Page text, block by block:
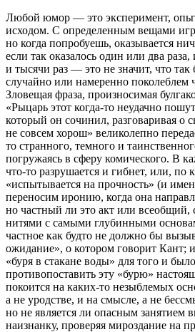
Любой юмор — это эксперимент,
исходом. С определенным вещами
но когда попробуешь, оказывается
если так оказалось один или два
и тысячи раз — это не значит, что
случайно или намеренно поколеблем
Зловещая фраза, произносимая
«Рыцарь этот когда-то неудачно
который он сочинил, разговаривая о
не совсем хорош» великолепно
то странного, темного и
погружаясь в сферу комического. В
что-то разрушается и гибнет, или, по
«испытывается на прочность» (и
переносим иронию, когда она
но частный ли это акт или
нитями с самыми глубинными
частное как будто не должно бы
ожидание», о котором говорит Кант;
«буря в стакане воды» для того и
противопоставить эту «бурю»
покоится на каких-то незыблемых
а не уродстве, и на смысле, а не
но не является ли опасным занятием
наизнанку, проверяя мироздание на